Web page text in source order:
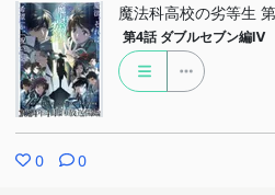
魔法科高校の劣等生
第4話 ダブルセブン編Ⅳ
0 0